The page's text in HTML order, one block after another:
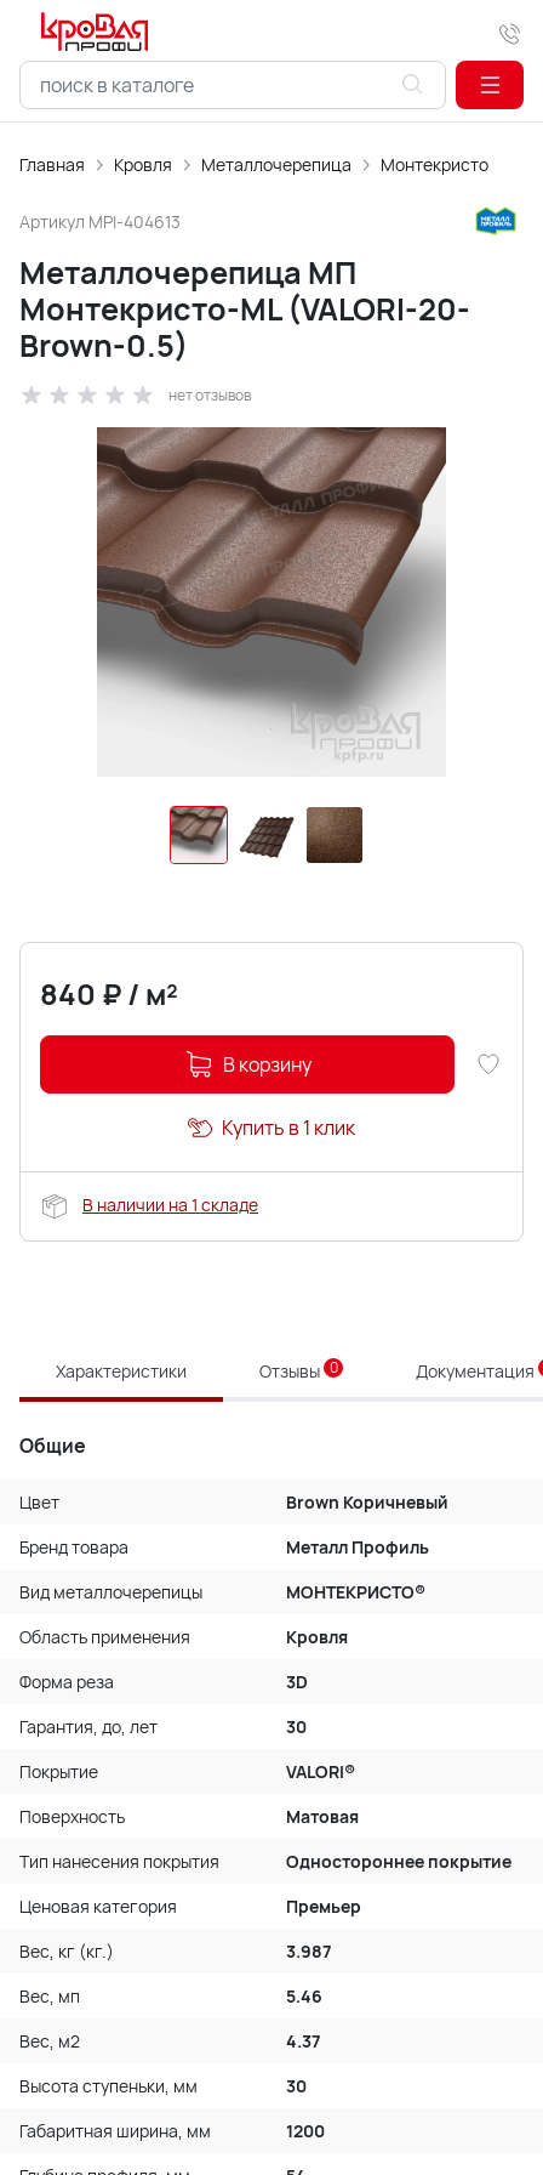
Главная Кровля Металлочерепица Монтекристо
Артикул MPI-404613
Металлочерепица МП
Монтекристо-ML (VALORI-20-
Brown-0.5)
нет отзывов
840 ₽/ м²
В корзину
Купить в 1 клик
В наличии на 1 складе
Характеристики Отзывы 0 Документация
Общие
Цвет
Brown Коричневый
Бренд товара
Металл Профиль
Вид металлочерепицы
МОНТЕКРИСТО®
Область применения
Кровля
Форма реза
3D
Гарантия, до, лет
30
Покрытие
VALORI®
Поверхность
Матовая
Тип нанесения покрытия
Одностороннее покрытие
Ценовая категория
Премьер
Вес, кг (кг.)
3.987
Вес, мп
5.46
Вес, м2
4.37
Высота ступеньки, мм
30
Габаритная ширина, мм
1200